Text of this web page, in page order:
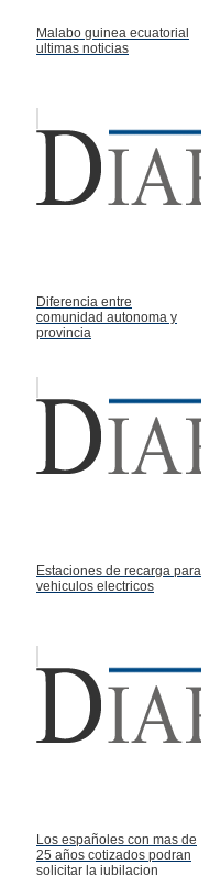
Malabo guinea ecuatorial
ultimas noticias
Diferencia entre
comunidad autonoma y
provincia
Estaciones de recarga para
vehiculos electricos
Los españoles con mas de
25 años cotizados podran
solicitar la jubilacion